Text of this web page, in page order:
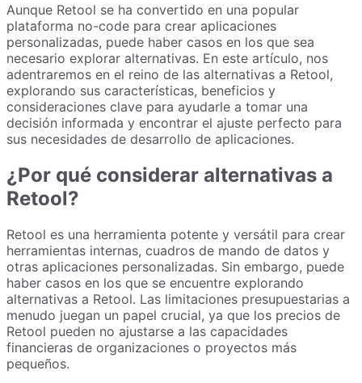
Aunque Retool se ha convertido en una popular
plataforma no-code para crear aplicaciones
personalizadas, puede haber casos en los que sea
necesario explorar alternativas. En este artículo, nos
adentraremos en el reino de las alternativas a Retool,
explorando sus características, beneficios y
consideraciones clave para ayudarle a tomar una
decisión informada y encontrar el ajuste perfecto para
sus necesidades de desarrollo de aplicaciones.
¿Por qué considerar alternativas a
Retool?
Retool es una herramienta potente y versátil para crear
herramientas internas, cuadros de mando de datos y
otras aplicaciones personalizadas. Sin embargo, puede
haber casos en los que se encuentre explorando
alternativas a Retool. Las limitaciones presupuestarias a
menudo juegan un papel crucial, ya que los precios de
Retool pueden no ajustarse a las capacidades
financieras de organizaciones o proyectos más
pequeños.